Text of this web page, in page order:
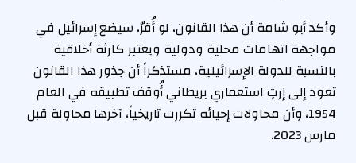
وأكد أبو شامة أن هذا القانون، لو أُقرّ، سيضع إسرائيل في
مواجهة اتهامات محلية ودولية ويعتبر كارثة أخلاقية
بالنسبة للدولة الإسرائيلية، مستذكراً أن جذور هذا القانون
تعود إلى إرثٍ استعماري بريطاني أُوقف تطبيقه في العام
1954، وأن محاولات إحيائه تكررت تاريخياً، آخرها محاولة قبل
مارس 2023.